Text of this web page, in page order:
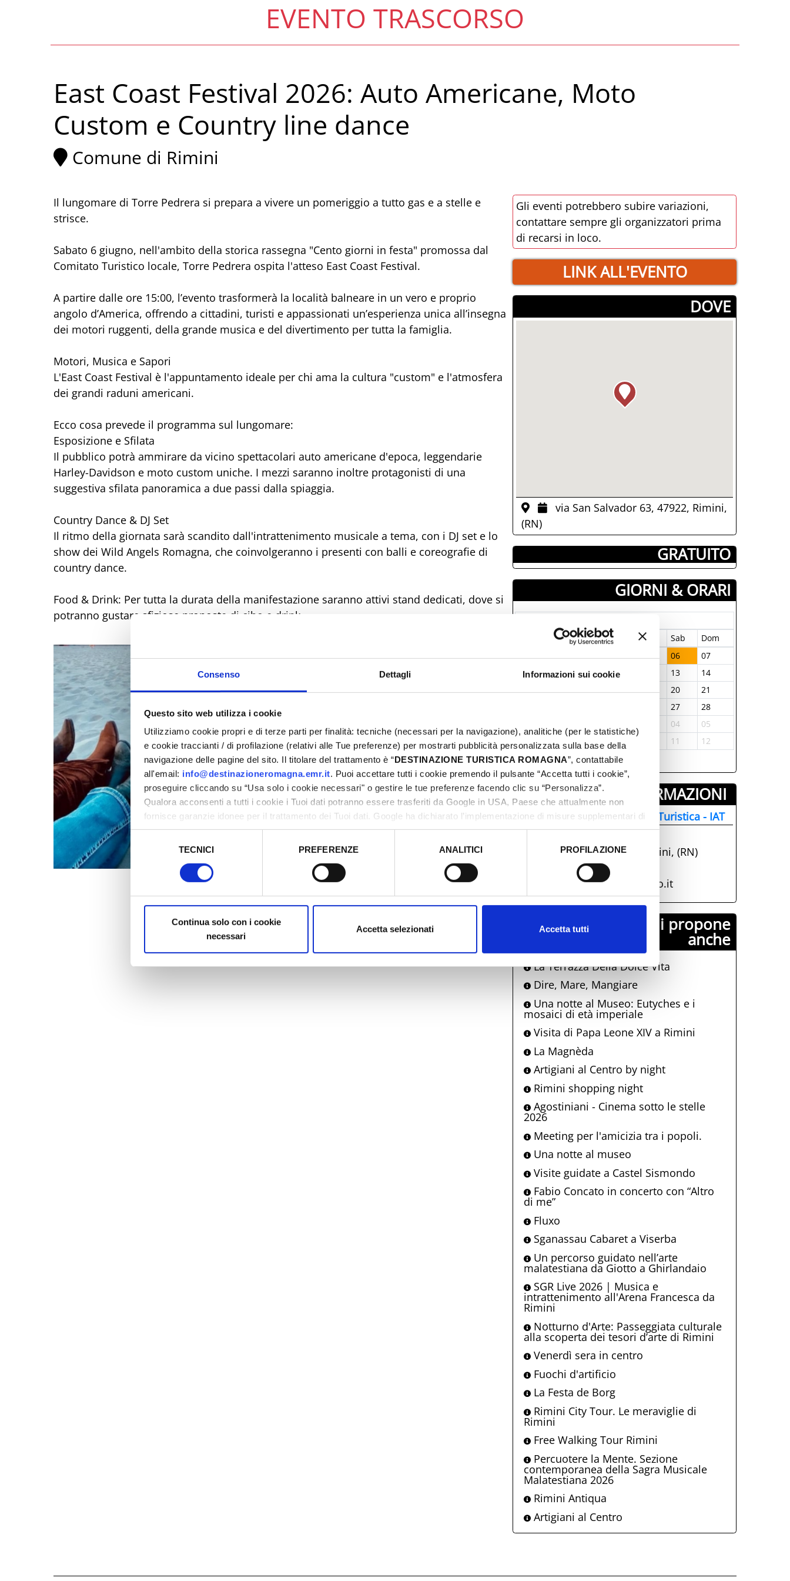
Consenso Dettagli Informazioni sui cookie
Questo sito web utilizza i cookie
Utilizziamo cookie propri e di terze parti per finalità: tecniche (necessari per la navigazione), analitiche (per le statistiche)
e cookie traccianti / di profilazione (relativi alle Tue preferenze) per mostrarti pubblicità personalizzata sulla base della
navigazione delle pagine del sito. Il titolare del trattamento è “DESTINAZIONE TURISTICA ROMAGNA”, contattabile
all'email: info@destinazioneromagna.emr.it. Puoi accettare tutti i cookie premendo il pulsante “Accetta tutti i cookie”,
proseguire cliccando su “Usa solo i cookie necessari" o gestire le tue preferenze facendo clic su “Personalizza”.
Qualora acconsenti a tutti i cookie i Tuoi dati potranno essere trasferiti da Google in USA, Paese che attualmente non
fornisce garanzie idonee per il trattamento dei Tuoi dati. Google ha dichiarato l’implementazione di misure supplementari di
sicurezza a Tutela dei navigatori, che abbiamo valutato essere sufficienti.
Selezione
del
TECNICI PREFERENZE ANALITICI PROFILAZIONE
Continua solo con i cookie
necessari
Accetta selezionati Accetta tutti
EVENTO TRASCORSO
East Coast Festival 2026: Auto Americane, Moto
Custom e Country line dance
Comune di Rimini
Il lungomare di Torre Pedrera si prepara a vivere un pomeriggio a tutto gas e a stelle e
strisce.
Sabato 6 giugno, nell'ambito della storica rassegna "Cento giorni in festa" promossa dal
Comitato Turistico locale, Torre Pedrera ospita l'atteso East Coast Festival.
A partire dalle ore 15:00, l’evento trasformerà la località balneare in un vero e proprio
angolo d’America, offrendo a cittadini, turisti e appassionati un’esperienza unica all’insegna
dei motori ruggenti, della grande musica e del divertimento per tutta la famiglia.
Motori, Musica e Sapori
L'East Coast Festival è l'appuntamento ideale per chi ama la cultura "custom" e l'atmosfera
dei grandi raduni americani.
Ecco cosa prevede il programma sul lungomare:
Esposizione e Sfilata
Il pubblico potrà ammirare da vicino spettacolari auto americane d'epoca, leggendarie
Harley-Davidson e moto custom uniche. I mezzi saranno inoltre protagonisti di una
suggestiva sfilata panoramica a due passi dalla spiaggia.
Country Dance & DJ Set
Il ritmo della giornata sarà scandito dall'intrattenimento musicale a tema, con i DJ set e lo
show dei Wild Angels Romagna, che coinvolgeranno i presenti con balli e coreografie di
country dance.
Food & Drink: Per tutta la durata della manifestazione saranno attivi stand dedicati, dove si
potranno gustare sfiziose proposte di cibo e drink.
Gli eventi potrebbero subire variazioni,
contattare sempre gli organizzatori prima
di recarsi in loco.
LINK ALL'EVENTO
­DOVE
via San Salvador 63, 47922, Rimini,
(RN)
­ GRATUITO
GIORNI & ORARI
Mar Mer Gio Ven Sab
Dom
06
07
08
09 10 11 13
14
20
21
27
28
04
05
07 08 09 11 12
INFORMAZIONI ­
Informazione e Accoglienza Turistica - IAT
Parco Fellini, 47921, Rimini, (RN)
info@visitrimini.com
http://www.riminiturismo.it
Comune di Rimini propone
anche
La Terrazza Della Dolce Vita
Dire, Mare, Mangiare
Una notte al Museo: Eutyches e i
mosaici di età imperiale
Visita di Papa Leone XIV a Rimini
La Magnèda
Artigiani al Centro by night
Rimini shopping night
Agostiniani - Cinema sotto le stelle
2026
Meeting per l'amicizia tra i popoli.
Una notte al museo
Visite guidate a Castel Sismondo
Fabio Concato in concerto con “Altro
di me”
Fluxo
Sganassau Cabaret a Viserba
Un percorso guidato nell’arte
malatestiana da Giotto a Ghirlandaio
SGR Live 2026 | Musica e
intrattenimento all'Arena Francesca da
Rimini
Notturno d'Arte: Passeggiata culturale
alla scoperta dei tesori d’arte di Rimini
Venerdì sera in centro
Fuochi d'artificio
La Festa de Borg
Rimini City Tour. Le meraviglie di
Rimini
Free Walking Tour Rimini
Percuotere la Mente. Sezione
contemporanea della Sagra Musicale
Malatestiana 2026
Rimini Antiqua
Artigiani al Centro